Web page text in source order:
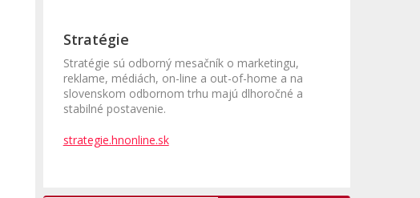
Stratégie
Stratégie sú odborný mesačník o marketingu,
reklame, médiách, on-line a out-of-home a na
slovenskom odbornom trhu majú dlhoročné a
stabilné postavenie.
strategie.hnonline.sk